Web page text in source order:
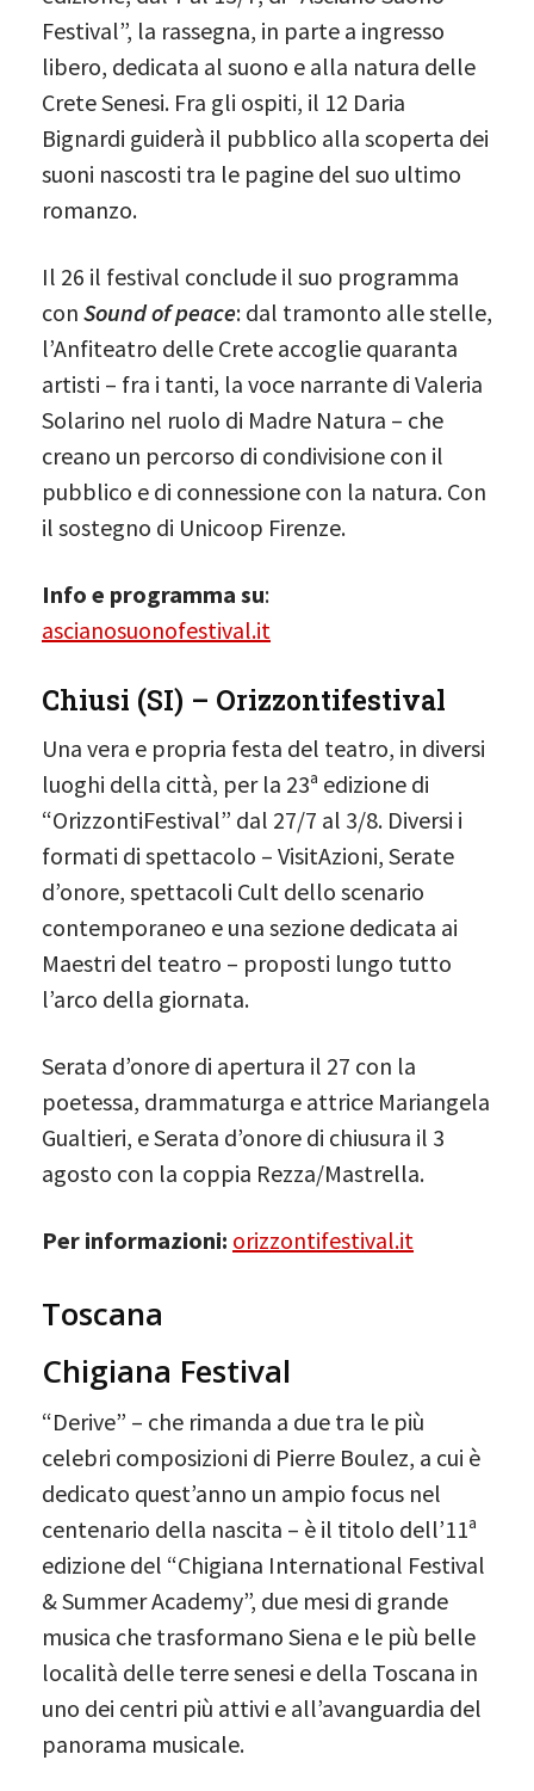
Festival”, la rassegna, in parte a ingresso
libero, dedicata al suono e alla natura delle
Crete Senesi. Fra gli ospiti, il 12 Daria
Bignardi guiderà il pubblico alla scoperta dei
suoni nascosti tra le pagine del suo ultimo
romanzo.
Il 26 il festival conclude il suo programma
con Sound of peace: dal tramonto alle stelle,
l’Anfiteatro delle Crete accoglie quaranta
artisti – fra i tanti, la voce narrante di Valeria
Solarino nel ruolo di Madre Natura – che
creano un percorso di condivisione con il
pubblico e di connessione con la natura. Con
il sostegno di Unicoop Firenze.
Info e programma su:
ascianosuonofestival.it
Chiusi (SI) – Orizzontifestival
Una vera e propria festa del teatro, in diversi
luoghi della città, per la 23ª edizione di
“OrizzontiFestival” dal 27/7 al 3/8. Diversi i
formati di spettacolo – VisitAzioni, Serate
d’onore, spettacoli Cult dello scenario
contemporaneo e una sezione dedicata ai
Maestri del teatro – proposti lungo tutto
l’arco della giornata.
Serata d’onore di apertura il 27 con la
poetessa, drammaturga e attrice Mariangela
Gualtieri, e Serata d’onore di chiusura il 3
agosto con la coppia Rezza/Mastrella.
Per informazioni: orizzontifestival.it
Toscana
Chigiana Festival
“Derive” – che rimanda a due tra le più
celebri composizioni di Pierre Boulez, a cui è
dedicato quest’anno un ampio focus nel
centenario della nascita – è il titolo dell’11ª
edizione del “Chigiana International Festival
& Summer Academy”, due mesi di grande
musica che trasformano Siena e le più belle
località delle terre senesi e della Toscana in
uno dei centri più attivi e all’avanguardia del
panorama musicale.